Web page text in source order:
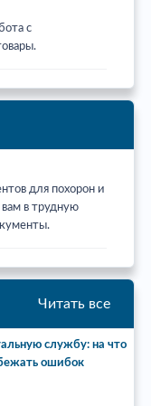
с
для похорон и
в трудную
Читать все
службу: на что
ошибок